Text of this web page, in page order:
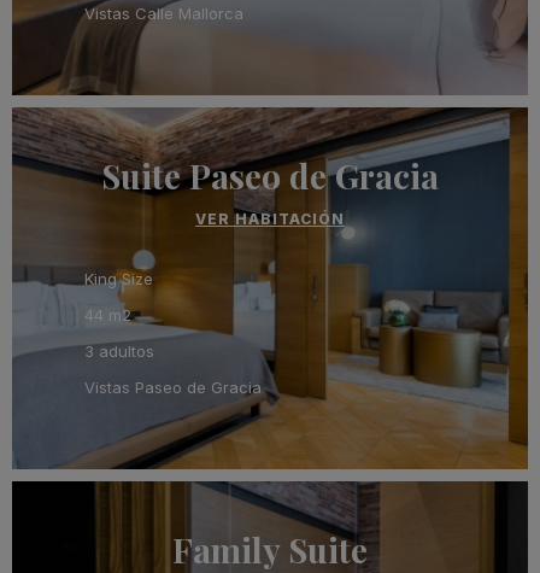
Vistas Calle Mallorca
Suite Paseo de Gracia
VER HABITACIÓN
King Size
44 m2
3 adultos
Vistas Paseo de Gracia
Family Suite